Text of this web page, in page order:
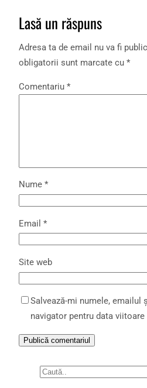
Lasă un răspuns
Adresa ta de email nu va fi
obligatorii sunt marcate cu *
Comentariu *
Nume *
Email *
Site web
Salvează-mi numele, emailul
navigator pentru data
S